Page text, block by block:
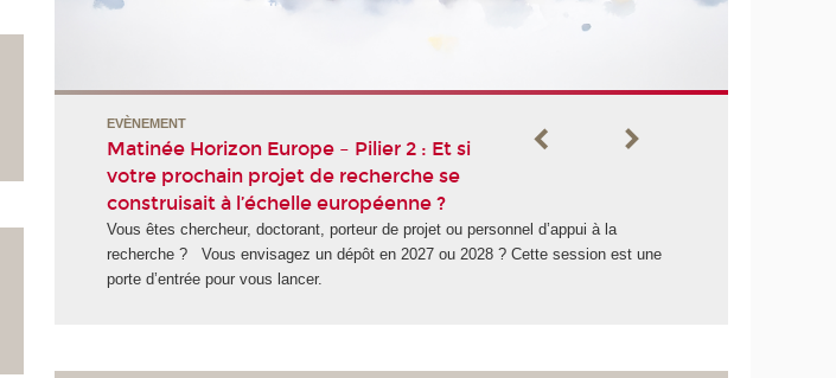
EVÈNEMENT
Matinée Horizon Europe – Pilier 2 : Et si
votre prochain projet de recherche se
construisait à l’échelle européenne ?
Vous êtes chercheur, doctorant, porteur de projet ou personnel d’appui à la
recherche ? Vous envisagez un dépôt en 2027 ou 2028 ? Cette session est une
porte d’entrée pour vous lancer.